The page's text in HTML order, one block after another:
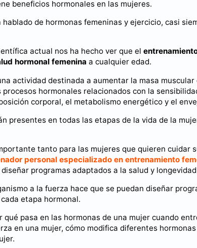
beneficios hormonales en las mujeres.
de hormonas femeninas y ejercicio, casi
actual nos ha hecho ver que el
hormonal femenina a cualquier edad.
actividad destinada a aumentar la masa
hormonales relacionados con la
corporal, el metabolismo energético y el
presentes en todas las etapas de la vida de la
tanto para las mujeres que quieren cuidar
personal especializado en entrenamiento
programas adaptados a la salud y
a la fuerza hace que se puedan diseñar
etapa hormonal.
qué pasa en las hormonas de una mujer cuando
en una mujer, cómo modifica diferentes